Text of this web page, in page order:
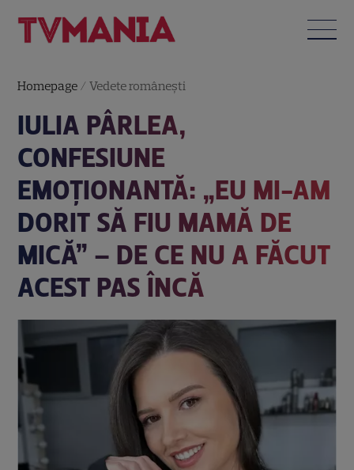
Homepage /Vedete româneşti
IULIA PÂRLEA,
CONFESIUNE
EMOȚIONANTĂ: „EU MI-AM
DORIT SĂ FIU MAMĂ DE
MICĂ” – DE CE NU A FĂCUT
ACEST PAS ÎNCĂ